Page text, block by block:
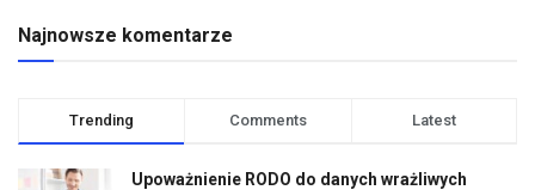
Najnowsze komentarze
Trending Comments Latest
Upoważnienie RODO do danych wrażliwych